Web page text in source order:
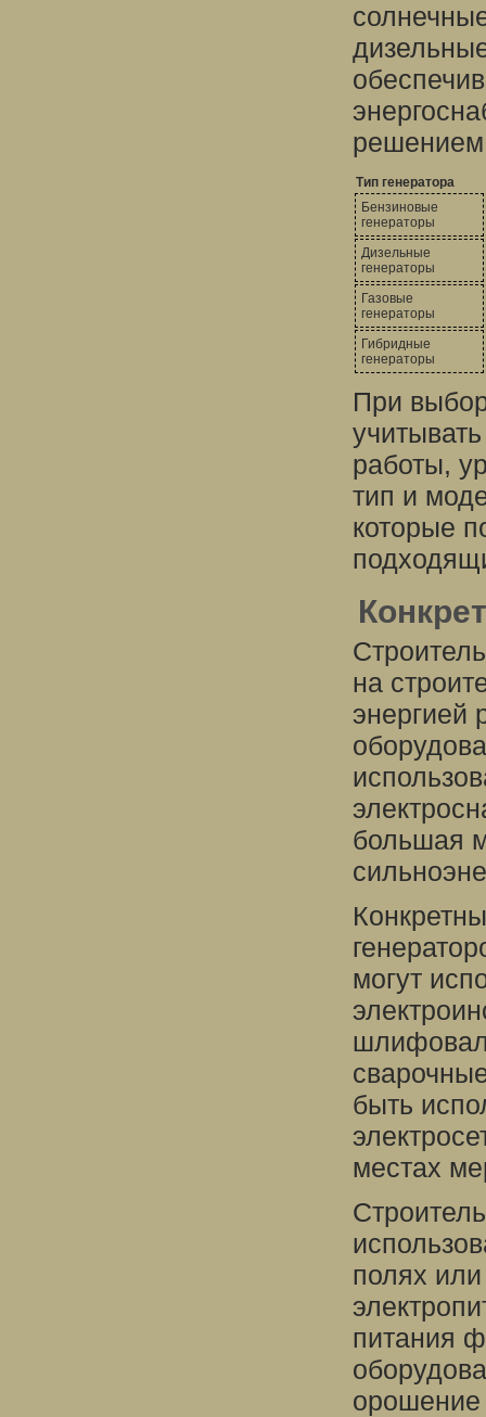
решением
Тип генератора
Бензиновые
генераторы
Дизельные
генераторы
Газовые
генераторы
Гибридные
генераторы
При
работы,
тип и
которые
на
энергией
большая
могут
быть
местах
полях или
питания